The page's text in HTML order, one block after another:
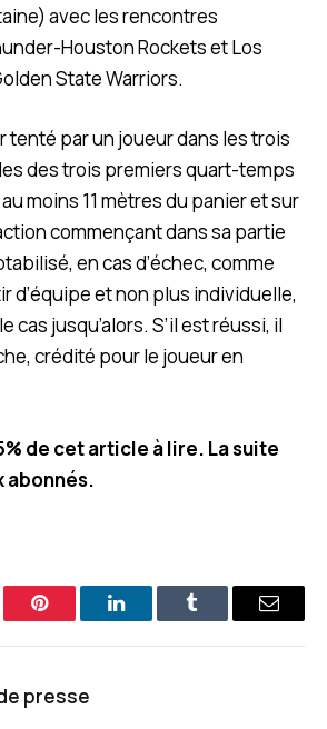
avec les rencontres
Houston Rockets et Los
State Warriors.
tenté par un joueur dans les trois
des trois premiers quart-temps
moins 11 mètres du panier et sur
commençant dans sa partie
en cas d’échec, comme
d’équipe et non plus individuelle,
cas jusqu’alors. S’il est réussi, il
crédité pour le joueur en
de cet article à lire. La suite
abonnés.
Pinterest LinkedInTumblr
E-
presse